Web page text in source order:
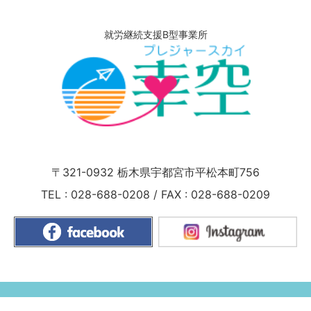
就労継続支援B型事業所
〒321-0932 栃木県宇都宮市平松本町756
TEL : 028-688-0208 / FAX : 028-688-0209